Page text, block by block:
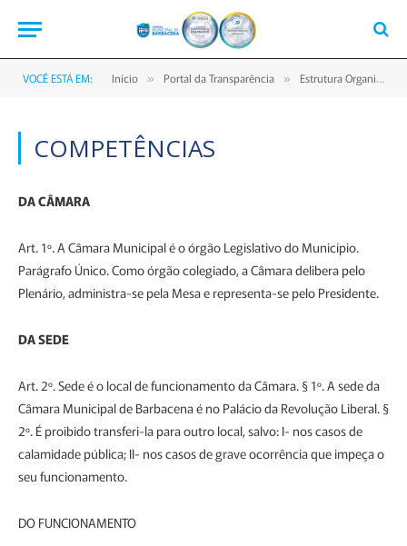
VOCÊ ESTÁ EM: Início » Portal da Transparência » Estrutura Organizacional
COMPETÊNCIAS
DA CÂMARA
Art. 1º. A Câmara Municipal é o órgão Legislativo do Município.
Parágrafo Único. Como órgão colegiado, a Câmara delibera pelo
Plenário, administra-se pela Mesa e representa-se pelo Presidente.
DA SEDE
Art. 2º. Sede é o local de funcionamento da Câmara. § 1º. A sede da
Câmara Municipal de Barbacena é no Palácio da Revolução Liberal. §
2º. É proibido transferi-la para outro local, salvo: I- nos casos de
calamidade pública; II- nos casos de grave ocorrência que impeça o
seu funcionamento.
DO FUNCIONAMENTO